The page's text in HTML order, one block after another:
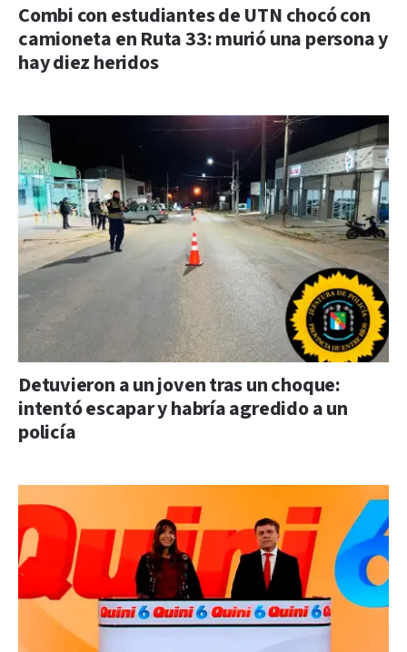
Combi con estudiantes de UTN chocó con
camioneta en Ruta 33: murió una persona y
hay diez heridos
Detuvieron a un joven tras un choque:
intentó escapar y habría agredido a un
policía